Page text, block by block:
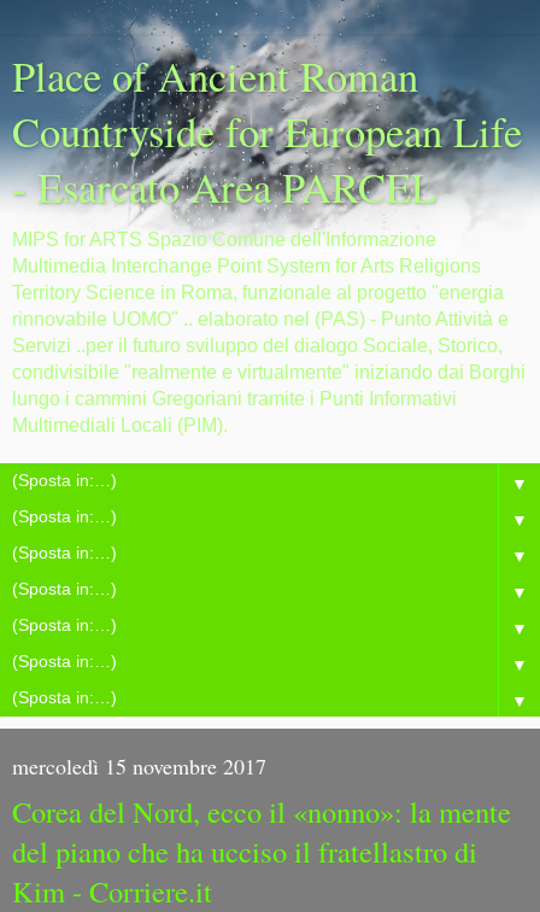
Place of Ancient Roman
Countryside for European Life
- Esarcato Area PARCEL
MIPS for ARTS Spazio Comune dell'Informazione
Multimedia Interchange Point System for Arts Religions
Territory Science in Roma, funzionale al progetto "energia
rinnovabile UOMO" .. elaborato nel (PAS) - Punto Attività e
Servizi ..per il futuro sviluppo del dialogo Sociale, Storico,
condivisibile "realmente e virtualmente" iniziando dai Borghi
lungo i cammini Gregoriani tramite i Punti Informativi
Multimediali Locali (PIM).
▼
▼
▼
▼
▼
▼
▼
mercoledì 15 novembre 2017
Corea del Nord, ecco il «nonno»: la mente
del piano che ha ucciso il fratellastro di
Kim - Corriere.it